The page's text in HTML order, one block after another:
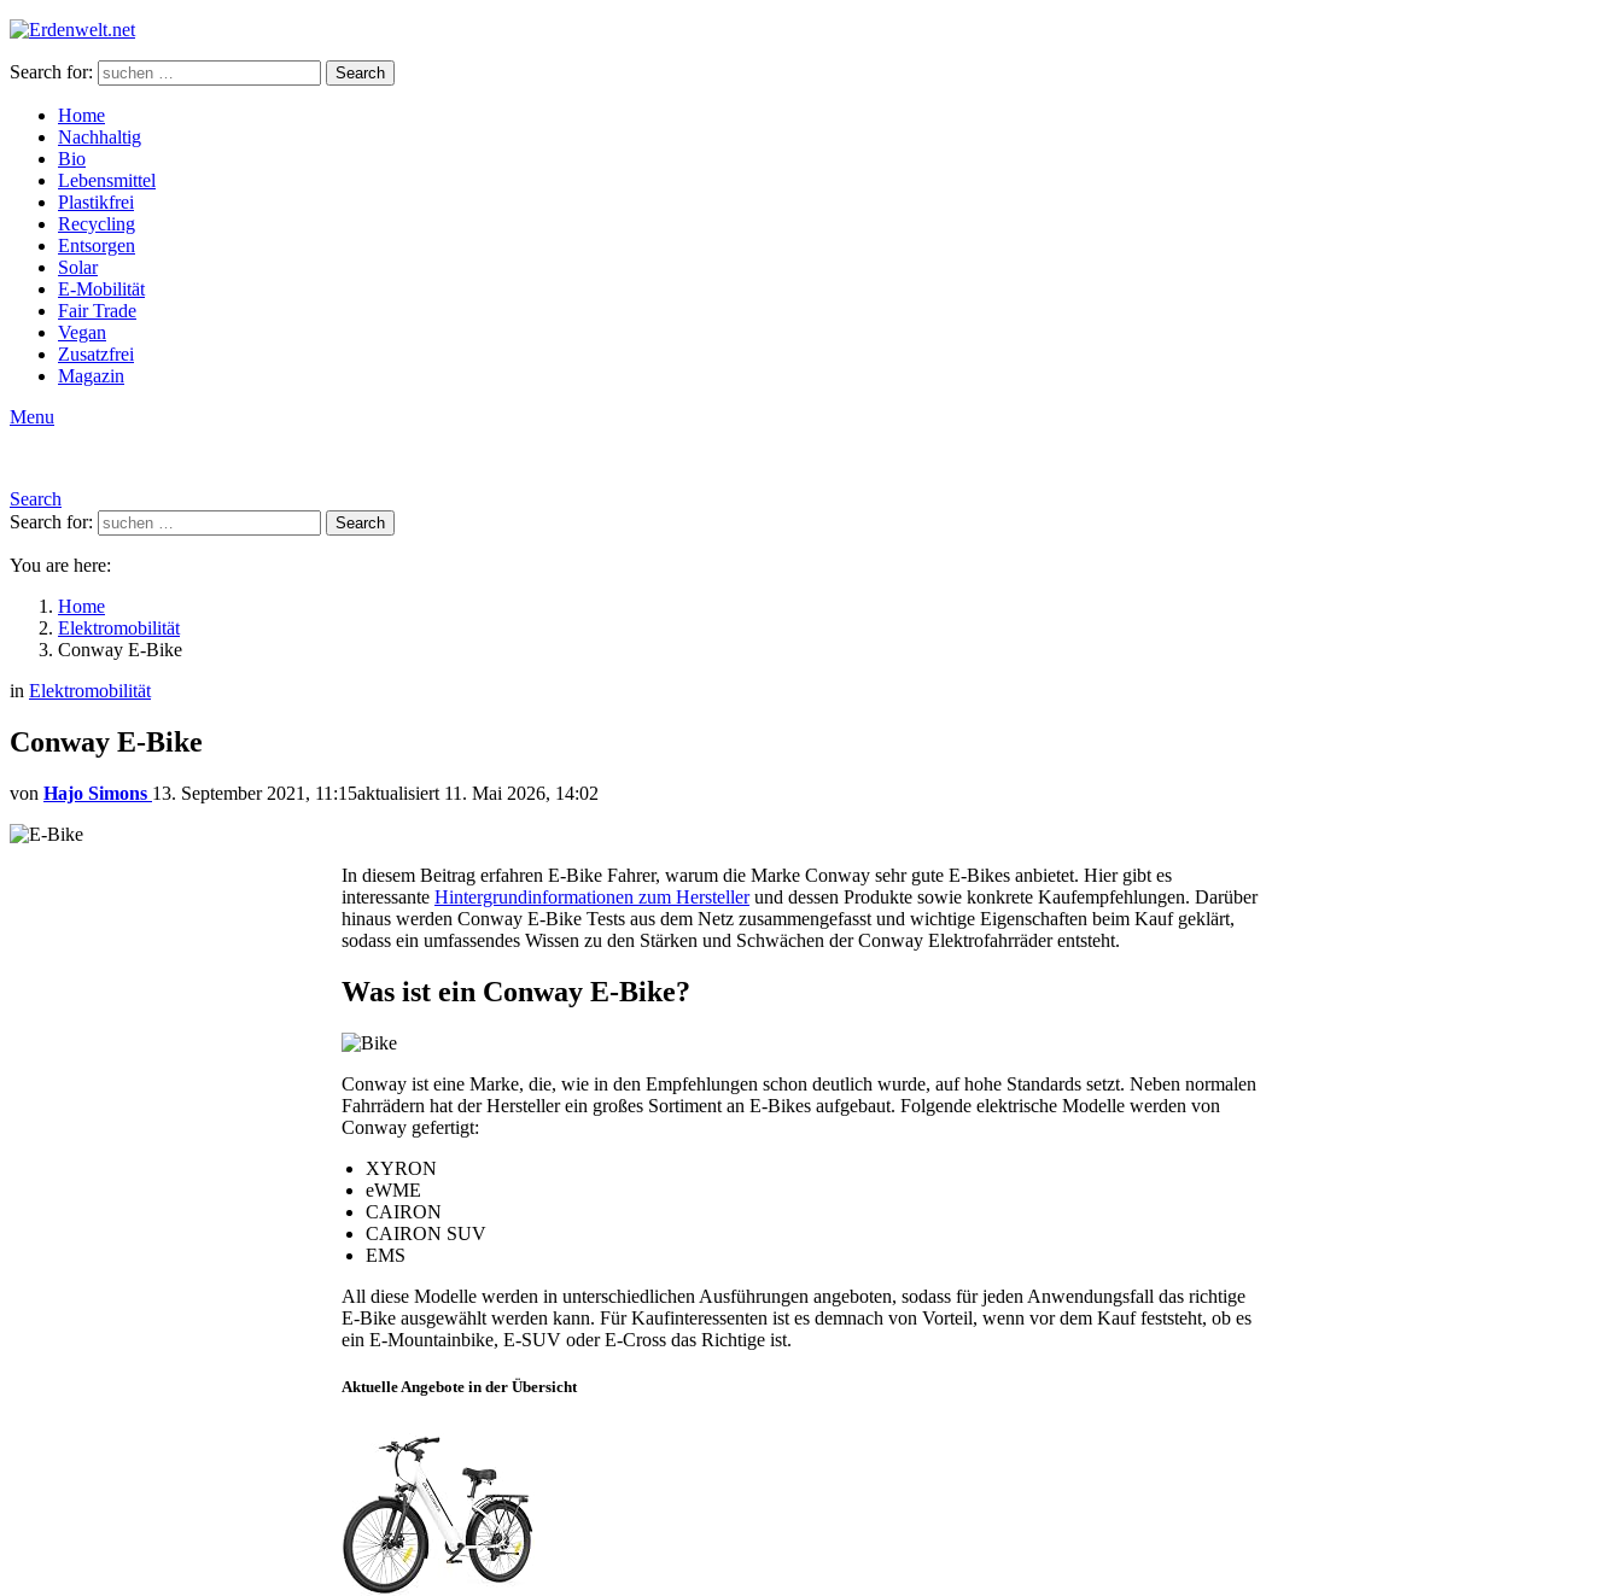
Search for: Search
Home
Nachhaltig
Bio
Lebensmittel
Plastikfrei
Recycling
Entsorgen
Solar
E-Mobilität
Fair Trade
Vegan
Zusatzfrei
Magazin
Menu
Search
Search for:
Search
You are here:
Home
Elektromobilität
Conway E-Bike
in Elektromobilität
Conway E-Bike
von Hajo Simons 13. September 2021, 11:15aktualisiert 11. Mai 2026, 14:02
In diesem Beitrag erfahren E-Bike Fahrer, warum die Marke Conway sehr gute E-Bikes anbietet. Hier gibt es
interessante Hintergrundinformationen zum Herstellerund dessen Produkte sowie konkrete Kaufempfehlungen. Darüber
hinaus werden Conway E-Bike Tests aus dem Netz zusammengefasst und wichtige Eigenschaften beim Kauf geklärt,
sodass ein umfassendes Wissen zu den Stärken und Schwächen der Conway Elektrofahrräder entsteht.
Was ist ein Conway E-Bike?
Conway ist eine Marke, die, wie in den Empfehlungen schon deutlich wurde, auf hohe Standards setzt. Neben normalen
Fahrrädern hat der Hersteller ein großes Sortiment an E-Bikes aufgebaut. Folgende elektrische Modelle werden von
Conway gefertigt:
XYRON
eWME
CAIRON
CAIRON SUV
EMS
All diese Modelle werden in unterschiedlichen Ausführungen angeboten, sodass für jeden Anwendungsfall das richtige
E-Bike ausgewählt werden kann. Für Kaufinteressenten ist es demnach von Vorteil, wenn vor dem Kauf feststeht, ob es
ein E-Mountainbike, E-SUV oder E-Cross das Richtige ist.
Aktuelle Angebote in der Übersicht